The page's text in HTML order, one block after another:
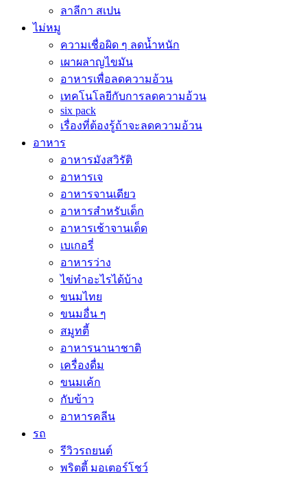
ลาลีกา สเปน
ไม่หมู
ความเชื่อผิด ๆ ลดน้ำหนัก
เผาผลาญไขมัน
อาหารเพื่อลดความอ้วน
เทคโนโลยีกับการลดความอ้วน
six pack
เรื่องที่ต้องรู้ถ้าจะลดความอ้วน
อาหาร
อาหารมังสวิรัติ
อาหารเจ
อาหารจานเดียว
อาหารสำหรับเด็ก
อาหารเช้าจานเด็ด
เบเกอรี่
อาหารว่าง
ไข่ทำอะไรได้บ้าง
ขนมไทย
ขนมอื่น ๆ
สมูทตี้
อาหารนานาชาติ
เครื่องดื่ม
ขนมเค้ก
กับข้าว
อาหารคลีน
รถ
รีวิวรถยนต์
พริตตี้ มอเตอร์โชว์